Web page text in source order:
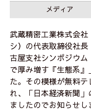
メディア
武蔵精密工業株式会
シ）の代表取締役社
古屋支社シンポジウ
で厚み増す『生態系
た。その模様が無料
れ、「日本経済新聞
ましたのでお知らせし